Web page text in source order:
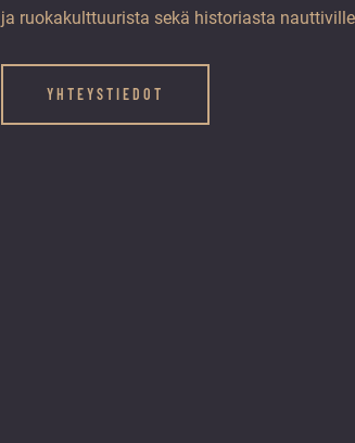
ja ruokakulttuurista sekä historiasta
YHTEYSTIEDOT